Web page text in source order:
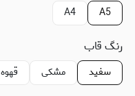
A5
A4
رنگ قاب
سفید مشکی